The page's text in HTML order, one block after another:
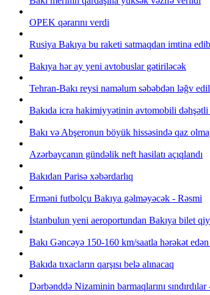
OPEK qərarını verdi
Rusiya Bakıya bu raketi satmaqdan imtina
Bakıya hər ay yeni avtobuslar gətiriləcək
Tehran-Bakı reysi naməlum səbəbdən ləğv
Bakıda icra hakimiyyətinin avtomobili
Bakı və Abşeronun böyük hissəsində qaz
Azərbaycanın gündəlik neft hasilatı açıqlandı
Bakıdan Parisə xəbərdarlıq
Erməni futbolçu Bakıya gəlməyəcək - Rəsmi
İstanbulun yeni aeroportundan Bakıya bilet
Bakı Gəncəyə 150-160 km/saatla hərəkət
Bakıda tıxacların qarşısı belə alınacaq
Dərbənddə Nizaminin barmaqlarını